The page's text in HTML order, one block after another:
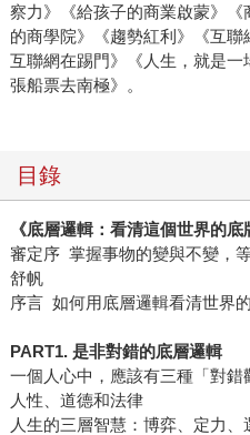
察力》《給孩子的商業啟蒙》
的商學院》《趨勢紅利》《互聯
互聯網在踢門》《人生，就是
張船票去南極》。
目錄
《底層邏輯：看清這個世界的底
審定序 掌握事物的變與不變，
舒帆
序言 如何用底層邏輯看清世界
PART1. 是非對錯的底層邏輯
一個人心中，應該有三種「對錯
人性、道德和法律
人生的三層智慧：博弈、定力、